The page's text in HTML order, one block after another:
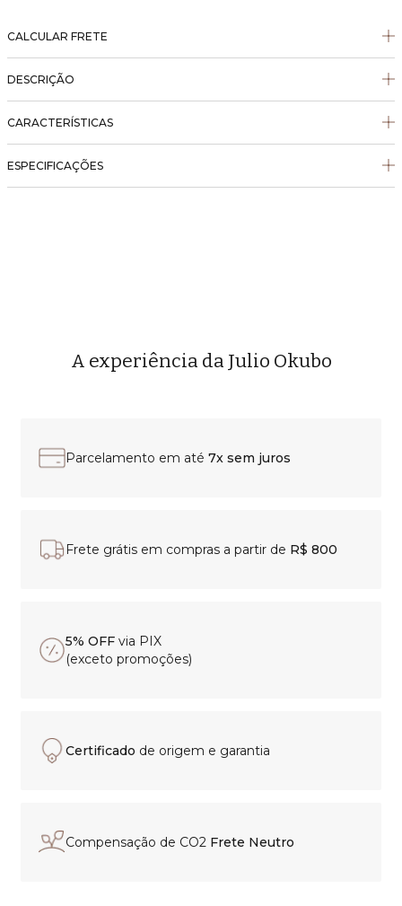
CALCULAR FRETE
DESCRIÇÃO
CARACTERÍSTICAS
ESPECIFICAÇÕES
A experiência da Julio Okubo
Parcelamento em até 7x sem juros
Frete grátis em compras a partir de R$ 800
5% OFF via PIX
(exceto promoções)
Certificado de origem e garantia
Compensação de CO2 Frete Neutro